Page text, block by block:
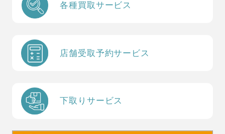
各種買取サービス
店舗受取予約サービス
下取りサービス